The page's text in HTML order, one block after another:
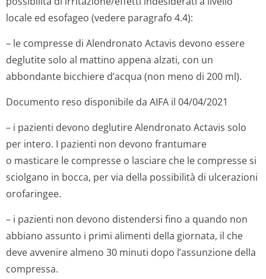
locale ed esofageo (vedere paragrafo 4.4):
– le compresse di Alendronato Actavis devono essere
deglutite solo al mattino appena alzati, con un
abbondante bicchiere d’acqua (non meno di 200 ml).
Documento reso disponibile da AIFA il 04/04/2021
– i pazienti devono deglutire Alendronato Actavis solo
per intero. I pazienti non devono frantumare
o masticare le compresse o lasciare che le compresse si
sciolgano in bocca, per via della possibilità di ulcerazioni
orofaringee.
– i pazienti non devono distendersi fino a quando non
abbiano assunto i primi alimenti della giornata, il che
deve avvenire almeno 30 minuti dopo l’assunzione della
compressa.